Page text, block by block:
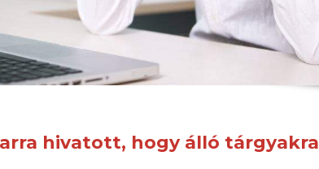
hivatott, hogy álló tárgyakra